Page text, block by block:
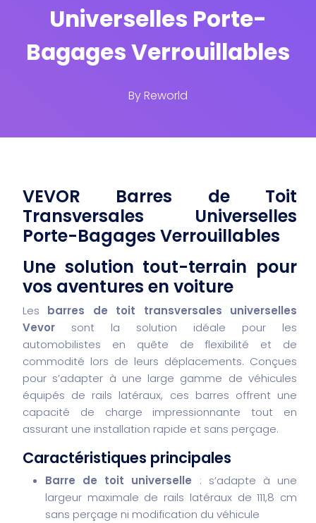
Universelles Porte-
Bagages Verrouillables
ByReworld
VEVOR Barres de Toit
Transversales Universelles
Porte-Bagages Verrouillables
Une solution tout-terrain pour
vos aventures en voiture
Les barres de toit transversales universelles
Vevor sont la solution idéale pour les
automobilistes en quête de flexibilité et de
commodité lors de leurs déplacements. Conçues
pour s’adapter à une large gamme de véhicules
équipés de rails latéraux, ces barres offrent une
capacité de charge impressionnante tout en
assurant une installation rapide et sans perçage.
Caractéristiques principales
Barre de toit universelle : s’adapte à une
largeur maximale de rails latéraux de 111,8 cm
sans perçage ni modification du véhicule